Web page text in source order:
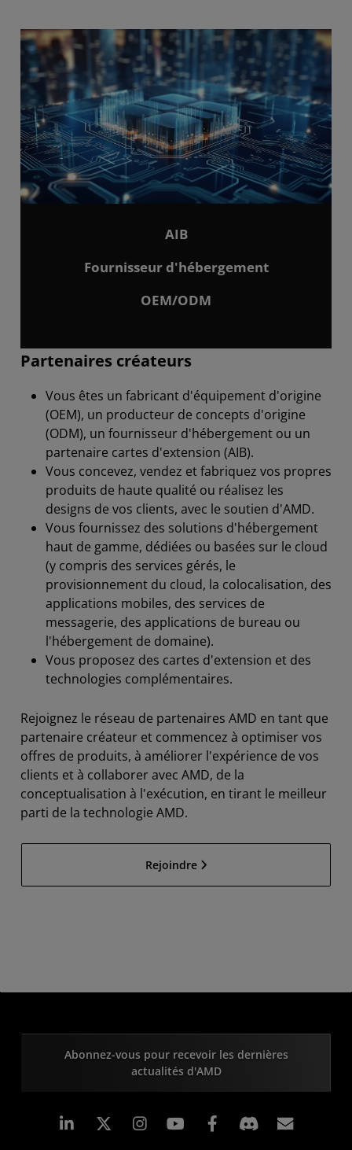
AIB​
Fournisseur d'hébergement
OEM/ODM
Partenaires créateurs
Vous êtes un fabricant d'équipement d'origine
(OEM), un producteur de concepts d'origine
(ODM), un fournisseur d'hébergement ou un
partenaire cartes d'extension (AIB).
Vous concevez, vendez et fabriquez vos propres
produits de haute qualité ou réalisez les
designs de vos clients, avec le soutien d'AMD.
Vous fournissez des solutions d'hébergement
haut de gamme, dédiées ou basées sur le cloud
(y compris des services gérés, le
provisionnement du cloud, la colocalisation, des
applications mobiles, des services de
messagerie, des applications de bureau ou
l'hébergement de domaine).
Vous proposez des cartes d'extension et des
technologies complémentaires.
Rejoignez le réseau de partenaires AMD en tant que
partenaire créateur et commencez à optimiser vos
offres de produits, à améliorer l'expérience de vos
clients et à collaborer avec AMD, de la
conceptualisation à l'exécution, en tirant le meilleur
parti de la technologie AMD.
Rejoindre
Abonnez-vous pour recevoir les dernières
actualités d'AMD
LinkedIn Instagram Facebook